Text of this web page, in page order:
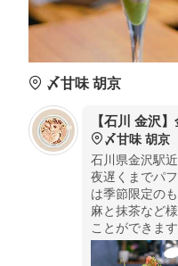
〆甘味 胡京
【石川 金沢
〆甘味 胡京
石川県金沢駅
夜遅くまでパ
は季節限定の
麻と抹茶など
ことができま
わられていて
も大きすぎな